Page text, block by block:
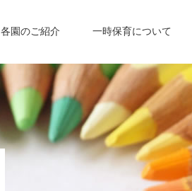
各園のご紹介 一時保育について